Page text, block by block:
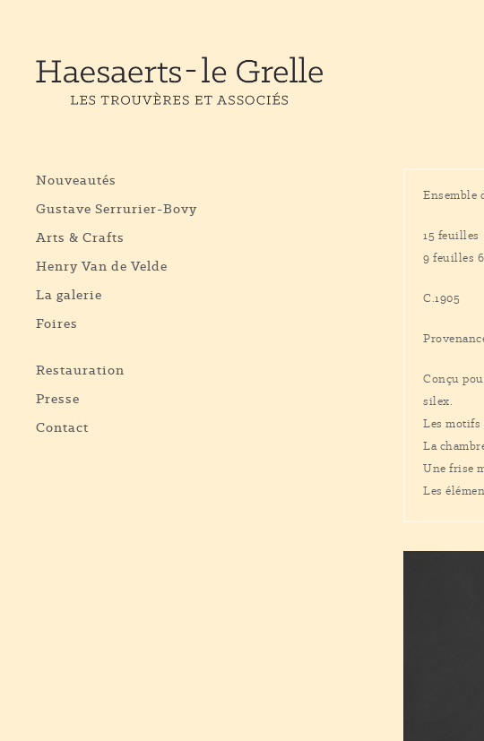
Nouveautés
Gustave Serrurier-Bovy
Arts & Crafts
Henry Van de Velde
La galerie
Foires
Restauration
Presse
Contact
Ensemble
15 feuilles
9 feuilles
C.1905
Conçu
silex.
Les motifs
La
Une frise
Les